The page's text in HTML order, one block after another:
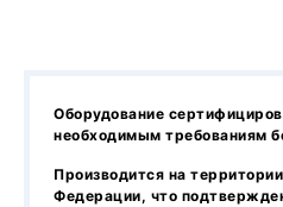
Оборудование
необходимым требованиям
Производится на
Федерации, что